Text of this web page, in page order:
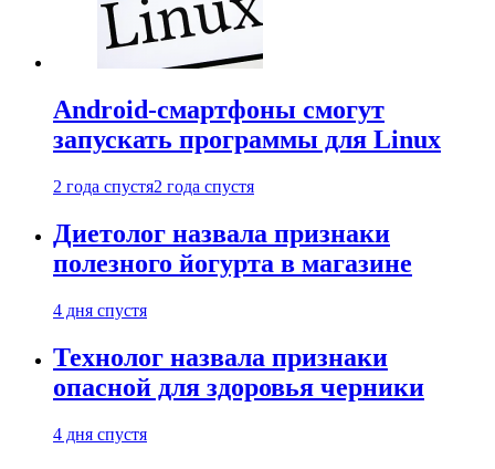
Android-смартфоны смогут
запускать программы для Linux
2 года спустя2 года спустя
Диетолог назвала признаки
полезного йогурта в магазине
4 дня спустя
Технолог назвала признаки
опасной для здоровья черники
4 дня спустя